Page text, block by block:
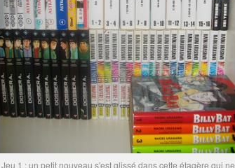
Jeu 1 : un petit nouveau s'est glissé dans cette étagère qui ne